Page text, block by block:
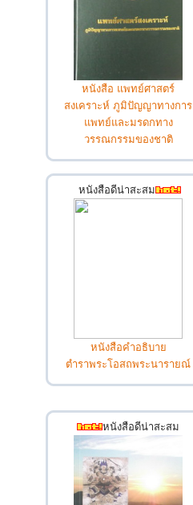
หนังสือ แพทย์ศาสตร์
สงเคราะห์ ภูมิปัญญาทางการ
แพทย์และมรดกทาง
วรรณกรรมของชาติ
หนังสือดีน่าสะสม
หนังสือคำอธิบาย
ตำราพระโอสถพระนารายณ์
หนังสือดีน่าสะสม